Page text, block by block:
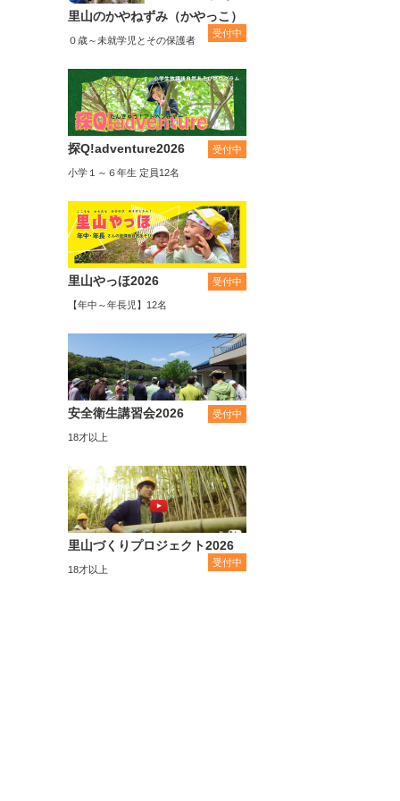
里山のかやねずみ（かやっこ）
受付中
０歳～未就学児とその保護者
探Q!adventure2026 受付中
小学１～６年生 定員12名
里山やっほ2026 受付中
【年中～年長児】12名
安全衛生講習会2026 受付中
18才以上
里山づくりプロジェクト2026
受付中
18才以上